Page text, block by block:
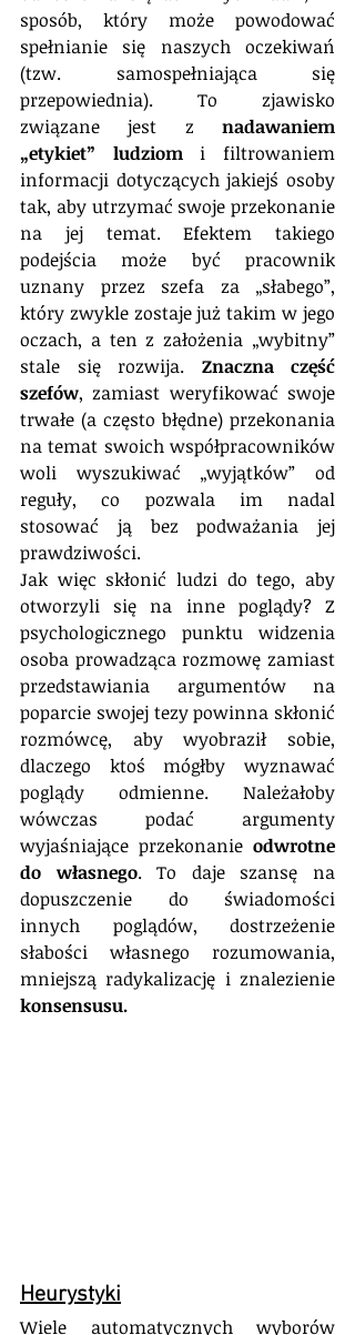
sposób, który może powodować
spełnianie się naszych oczekiwań
(tzw. samospełniająca się
przepowiednia). To zjawisko
związane jest z nadawaniem
„etykiet” ludziom i filtrowaniem
informacji dotyczących jakiejś osoby
tak, aby utrzymać swoje przekonanie
na jej temat. Efektem takiego
podejścia może być pracownik
uznany przez szefa za „słabego”,
który zwykle zostaje już takim w jego
oczach, a ten z założenia „wybitny”
stale się rozwija. Znaczna część
szefów, zamiast weryfikować swoje
trwałe (a często błędne) przekonania
na temat swoich współpracowników
woli wyszukiwać „wyjątków” od
reguły, co pozwala im nadal
stosować ją bez podważania jej
prawdziwości.
Jak więc skłonić ludzi do tego, aby
otworzyli się na inne poglądy? Z
psychologicznego punktu widzenia
osoba prowadząca rozmowę zamiast
przedstawiania argumentów na
poparcie swojej tezy powinna skłonić
rozmówcę, aby wyobraził sobie,
dlaczego ktoś mógłby wyznawać
poglądy odmienne. Należałoby
wówczas podać argumenty
wyjaśniające przekonanie odwrotne
do własnego. To daje szansę na
dopuszczenie do świadomości
innych poglądów, dostrzeżenie
słabości własnego rozumowania,
konsensusu.
Heurystyki
Wiele automatycznych wyborów